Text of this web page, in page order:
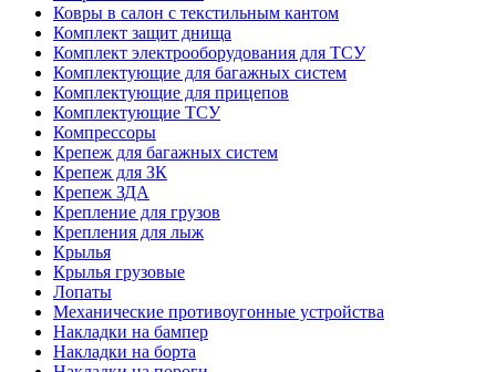
Ковры в салон с текстильным кантом
Комплект защит днища
Комплект электрооборудования для ТСУ
Комплектующие для багажных систем
Комплектующие для прицепов
Комплектующие ТСУ
Компрессоры
Крепеж для багажных систем
Крепеж для ЗК
Крепеж ЗДА
Крепление для грузов
Крепления для лыж
Крылья
Крылья грузовые
Лопаты
Механические противоугонные устройства
Накладки на бампер
Накладки на борта